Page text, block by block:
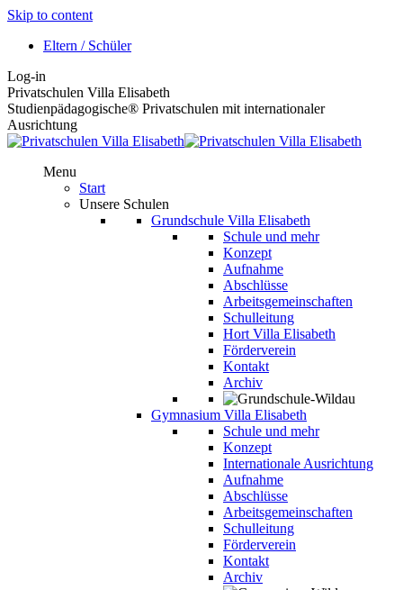
Skip to content
Eltern / Schüler
Log-in
Privatschulen Villa Elisabeth
Studienpädagogische® Privatschulen mit internationaler
Ausrichtung
Menu
Start
Unsere Schulen
Grundschule Villa Elisabeth
Schule und mehr
Konzept
Aufnahme
Abschlüsse
Arbeitsgemeinschaften
Schulleitung
Hort Villa Elisabeth
Förderverein
Kontakt
Archiv
Gymnasium Villa Elisabeth
Schule und mehr
Konzept
Internationale Ausrichtung
Aufnahme
Abschlüsse
Arbeitsgemeinschaften
Schulleitung
Förderverein
Kontakt
Archiv